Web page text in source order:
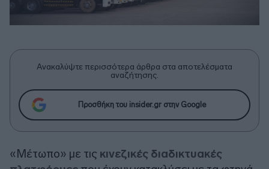
Ανακαλύψτε περισσότερα άρθρα στα αποτελέσματα
αναζήτησης.
Προσθήκη του insider.gr στην Google
«Μέτωπο» με τις κινεζικές διαδικτυακές